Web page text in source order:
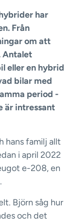
har
Från
om att
Antalet
eller en hybrid
bilar med
period -
är intressant
hans familj allt
i april 2022
e-208, en
Björn såg hur
och det